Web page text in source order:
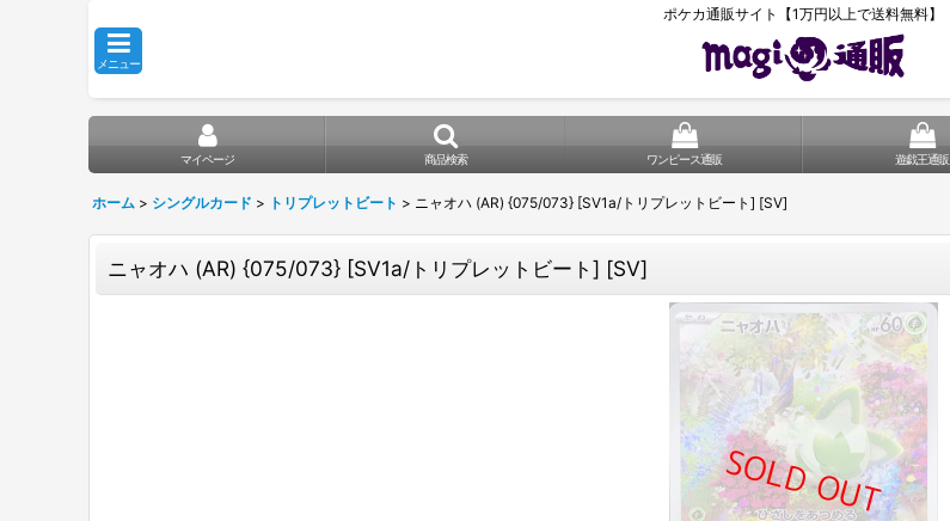
ポケカ通販サイト【1万円以上で送料無料】
メニュー
マイページ 商品検索 ワンピース通販 遊戯王通販
ホーム > シングルカード > トリプレットビート > ニャオハ (AR) {075/073} [SV1a/トリプレットビート] [SV]
ニャオハ (AR) {075/073} [SV1a/トリプレットビート] [SV]